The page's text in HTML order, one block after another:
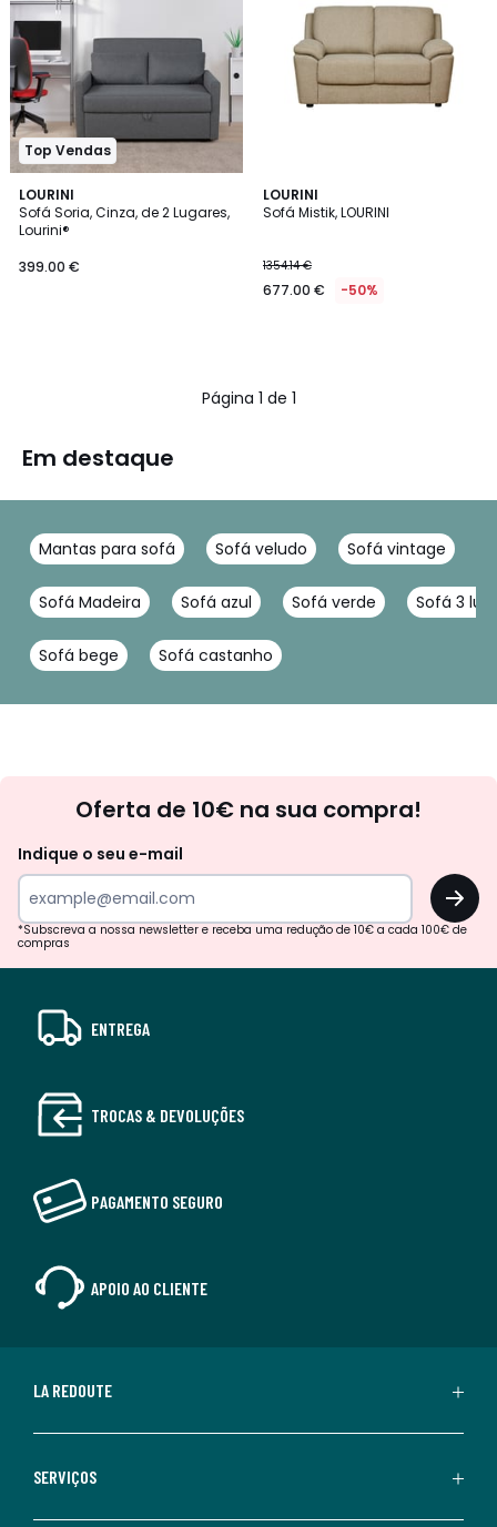
Top Vendas
LOURINI
Sofá Soria, Cinza, de 2 Lugares,
Lourini®
399.00 €
LOURINI
Sofá Mistik, LOURINI
1354.14 €
677.00 € -50%
Página 1 de 1
Em destaque
Mantas para sofá Sofá veludo Sofá vintage
Sofá Madeira Sofá azul Sofá verde Sofá 3
Sofá bege Sofá castanho
Oferta de 10€ na sua compra!
Indique o seu e-mail
OK
*Subscreva a nossa newsletter e receba uma redução de 10€ a cada 100€ de
compras
ENTREGA
TROCAS & DEVOLUÇÕES
PAGAMENTO SEGURO
APOIO AO CLIENTE
LA REDOUTE
SERVIÇOS